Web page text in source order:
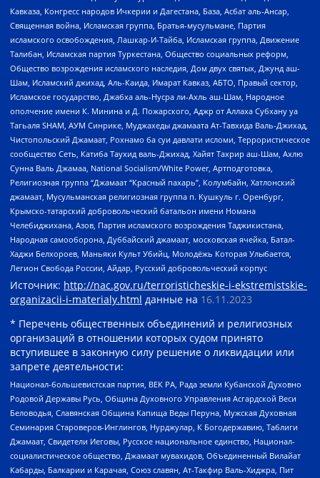
Кавказа, Конгресс народов Ичкерии и Дагестана, База, Асбат аль-Ансар,
Священная война, Исламская группа, Братья-мусульмане, Партия
исламского освобождения, Лашкар-И-Тайба, Исламская группа, Движение
Талибан, Исламская партия Туркестана, Общество социальных реформ,
Общество возрождения исламского наследия, Дом двух святых, Джунд аш-
Шам, Исламский джихад, Аль-Каида, Имарат Кавказ, АБТО, Правый сектор,
Исламское государство, Джабха аль-Нусра ли-Ахль аш-Шам, Народное
ополчение имени К. Минина и Д. Пожарского, Аджр от Аллаха Субхану уа
Тагьаля SHAM, АУМ Синрике, Муджахеды джамаата Ат-Тавхида Валь-Джихад,
Чистопольский Джамаат, Рохнамо ба суи давлати исломи, Террористическое
сообщество Сеть, Катиба Таухид валь-Джихад, Хайят Тахрир аш-Шам, Ахлю
Сунна Валь Джамаа, National Socialism/White Power, Артподготовка,
Религиозная группа “Джамаат “Красный пахарь”, Колумбайн, Хатлонский
джамаат, Мусульманская религиозная группа п. Кушкуль г. Оренбург,
Крымско-татарский добровольческий батальон имени Номана
Челебиджихана, Азов, Партия исламского возрождения Таджикистана,
Народная самооборона, Дуббайский джамаат, московская ячейка, Батал-
Хаджи Белхороев, Маньяки Культ Убийц, Молодёжь Которая Улыбается,
Легион Свобода России, Айдар, Русский добровольческий корпус
Источник: http://nac.gov.ru/terroristicheskie-i-ekstremistskie-
organizacii-i-materialy.html данные на 16.11.2023
* Перечень общественных объединений и религиозных
организаций в отношении которых судом принято
вступившее в законную силу решение о ликвидации или
запрете деятельности:
Национал-большевистская партия, ВЕК РА, Рада земли Кубанской Духовно
Родовой Державы Русь, Община Духовного Управления Асгардской Веси
Беловодья, Славянская Община Капища Веды Перуна, Мужская Духовная
Семинария Староверов-Инглингов, Нурджулар, К Богодержавию, Таблиги
Джамаат, Свидетели Иеговы, Русское национальное единство, Национал-
социалистическое общество, Джамаат мувахидов, Объединенный Вилайат
Кабарды, Балкарии и Карачая, Союз славян, Ат-Такфир Валь-Хиджра, Пит